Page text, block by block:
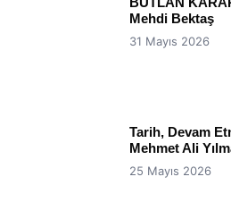
Mehdi Bektaş
31 Mayıs 2026
Tarih, Devam
Mehmet Ali
25 Mayıs 2026